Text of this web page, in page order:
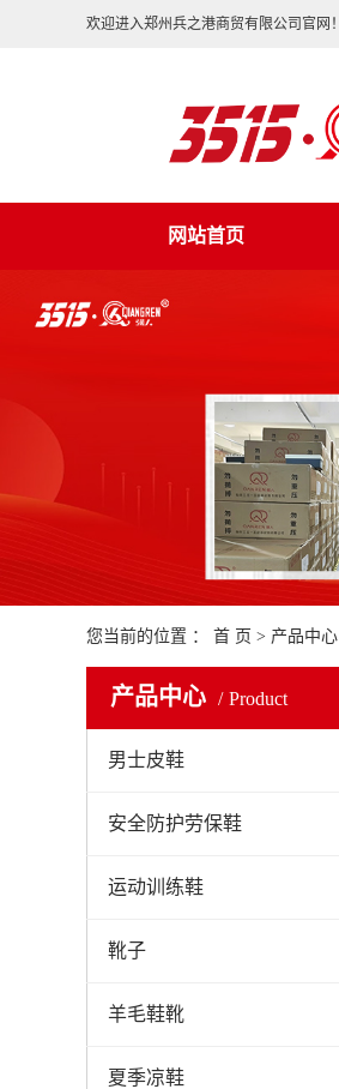
欢迎进入郑州兵之港商贸有限公司官网！
网站首页
您当前的位置 ： 首 页 > 产品中心
产品中心 Product
男士皮鞋
安全防护劳保鞋
运动训练鞋
靴子
羊毛鞋靴
夏季凉鞋